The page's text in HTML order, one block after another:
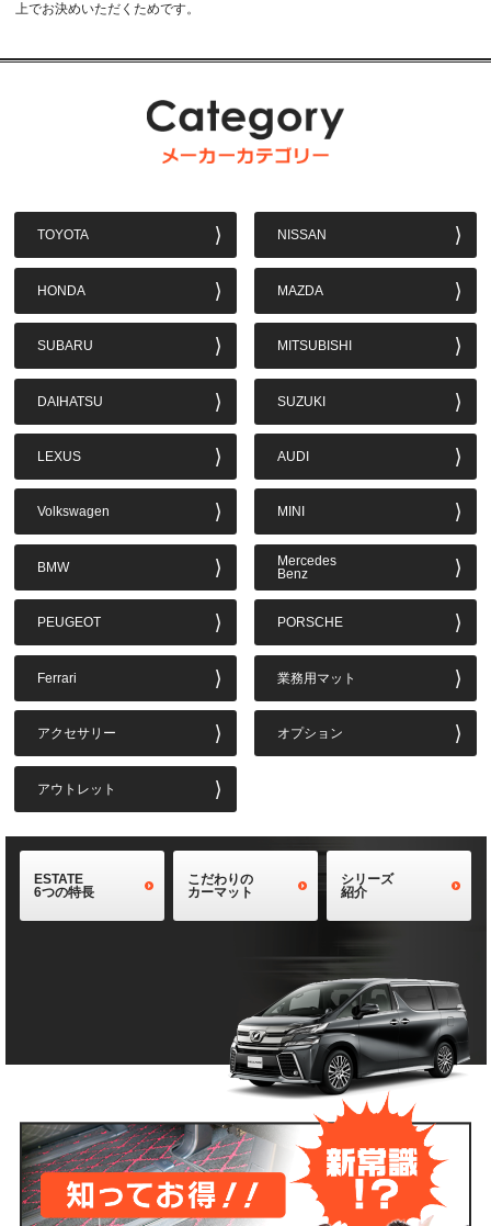
上でお決めいただくためです。
TOYOTA NISSAN
HONDA MAZDA
SUBARU MITSUBISHI
DAIHATSU SUZUKI
LEXUS AUDI
Volkswagen MINI
BMW
Mercedes
Benz
PEUGEOT PORSCHE
Ferrari 業務用マット
アクセサリー オプション
アウトレット
ESTATE
6つの特長
こだわりの
カーマット
シリーズ
紹介